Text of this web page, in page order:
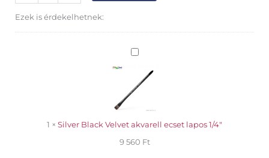
10ml
tubus
Ezek is érdekelhetnek:
Silver
Velvet
akvarell
lapos
1/4"
1 × Silver Black Velvet akvarell ecset lapos 1/4"
9 560 Ft